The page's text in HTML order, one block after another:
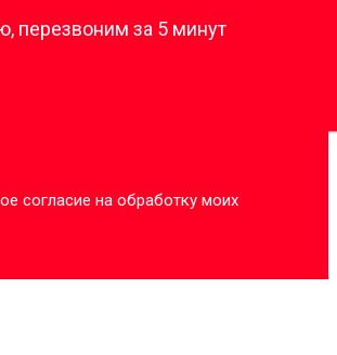
перезвоним за 5 минут
согласие на обработку моих